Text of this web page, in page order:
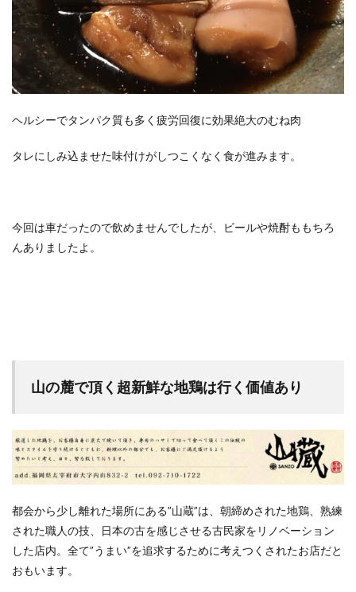
ヘルシーでタンパク質も多く疲労回復に効果絶大のむね肉
タレにしみ込ませた味付けがしつこくなく食が進みます。
今回は車だったので飲めませんでしたが、ビールや焼酎ももちろ
んありましたよ。
山の麓で頂く超新鮮な地鶏は行く価値あり
都会から少し離れた場所にある”山蔵”は、朝締めされた地鶏、熟練
された職人の技、日本の古を感じさせる古民家をリノベーション
した店内。全て”うまい”を追求するために考えつくされたお店だと
おもいます。